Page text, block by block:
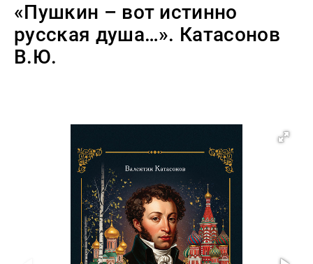
«Пушкин – вот истинно
русская душа…». Катасонов
В.Ю.
история
Экономика
Фантастика
будущего
Публицистика
непознанное